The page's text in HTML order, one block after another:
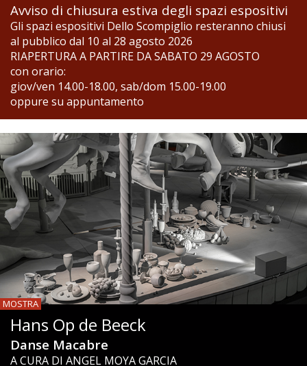
Avviso di chiusura estiva degli spazi espositivi
Gli spazi espositivi Dello Scompiglio resteranno chiusi
al pubblico dal 10 al 28 agosto 2026
RIAPERTURA A PARTIRE DA SABATO 29 AGOSTO
con orario:
giov/ven 14.00-18.00, sab/dom 15.00-19.00
oppure su appuntamento
MOSTRA
Hans Op de Beeck
Danse Macabre
A CURA DI ANGEL MOYA GARCIA